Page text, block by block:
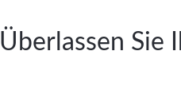
Überlassen Sie